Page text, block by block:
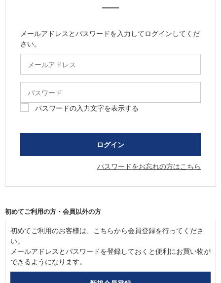
メールアドレスとパスワードを入力してログインしてくだ
さい。
パスワードの入力文字を表示する
パスワードをお忘れの方はこちら
初めてご利用の方・会員以外の方
初めてご利用のお客様は、こちらから会員登録を行ってくださ
い。
メールアドレスとパスワードを登録しておくと便利にお買い物が
できるようになります。